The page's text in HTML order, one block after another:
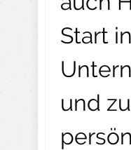
Start
und